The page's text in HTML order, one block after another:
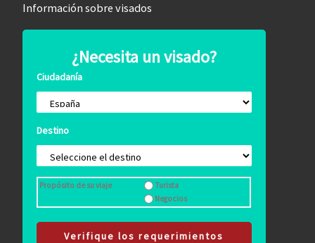
Información sobre visados
¿Necesita un visado?
Ciudadanía
Destino
Propósito de su viaje
Turista
Negocios
Verifique los requerimientos